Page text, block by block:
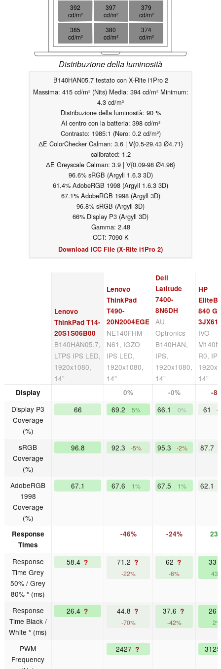
392
cd/m²
397
cd/m²
379
cd/m²
385
cd/m²
380
cd/m²
374
cd/m²
Distribuzione della luminosità
B140HAN05.7 testato con X-Rite i1Pro 2
Massima: 415 cd/m² (Nits) Media: 394 cd/m² Minimum:
4.3 cd/m²
Distribuzione della luminosità: 90 %
Al centro con la batteria: 398 cd/m²
Contrasto: 1985:1 (Nero: 0.2 cd/m²)
ΔE ColorChecker Calman: 3.6 | ∀{0.5-29.43 Ø4.71}
calibrated: 1.2
ΔE Greyscale Calman: 3.9 | ∀{0.09-98 Ø4.96}
96.6% sRGB (Argyll 1.6.3 3D)
61.4% AdobeRGB 1998 (Argyll 1.6.3 3D)
67.1% AdobeRGB 1998 (Argyll 3D)
96.8% sRGB (Argyll 3D)
66% Display P3 (Argyll 3D)
Gamma: 2.48
CCT: 7090 K
Download ICC File (X-Rite i1Pro 2)
Lenovo
ThinkPad T14-
20S1S06B00
B140HAN05.7,
LTPS IPS LED,
1920x1080,
14"
Lenovo
ThinkPad
T490-
20N2004EGE
NE140FHM-
N61, IGZO
IPS LED,
1920x1080,
14"
Dell
Latitude
7400-
8N6DH
AU
Optronics
B140HAN,
IPS,
1920x1080,
14"
HP
840
IVO
R0,
14"
Display 0% -0% -
Display P3
Coverage
(%)
66 69.2 5% 66.1 0% 61 -
sRGB
Coverage
(%)
96.8 92.3 -5% 95.3 -2% 87.7
AdobeRGB
1998
Coverage
(%)
67.1 67.6 1% 67.5 1% 62.1
Response
Times
-46% -24%
Response
Time Grey
50% / Grey
80% * (ms)
58.4 ? 71.2 ?
-22%
62 ?
-6%
33
Response
Time Black /
White * (ms)
26.4 ? 44.8 ?
-70%
37.6 ?
-42%
26
2%
PWM
Frequency
2427 ?